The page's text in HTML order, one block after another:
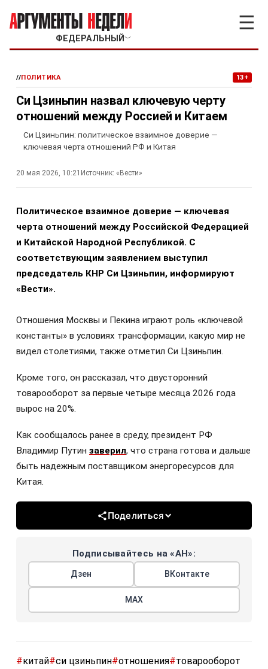
ФЕДЕРАЛЬНЫЙ ﹀
☰
//ПОЛИТИКА 13+
Си Цзиньпин назвал ключевую черту
отношений между Россией и Китаем
Си Цзиньпин: политическое взаимное доверие —
ключевая черта отношений РФ и Китая
20 мая 2026, 10:21 Источник: «Вести»
Политическое взаимное доверие — ключевая
черта отношений между Российской Федерацией
и Китайской Народной Республикой. С
соответствующим заявлением выступил
председатель КНР Си Цзиньпин, информируют
«Вести».
Отношения Москвы и Пекина играют роль «ключевой
константы» в условиях трансформации, какую мир не
видел столетиями, также отметил Си Цзиньпин.
Кроме того, он рассказал, что двусторонний
товарооборот за первые четыре месяца 2026 года
вырос на 20%.
Как сообщалось ранее в среду, президент РФ
Владимир Путин заверил, что страна готова и дальше
быть надежным поставщиком энергоресурсов для
Китая.
Поделиться
Подписывайтесь на «АН»:
Дзен ВКонтакте
МАХ
#китай#си цзиньпин#отношения#товарооборот